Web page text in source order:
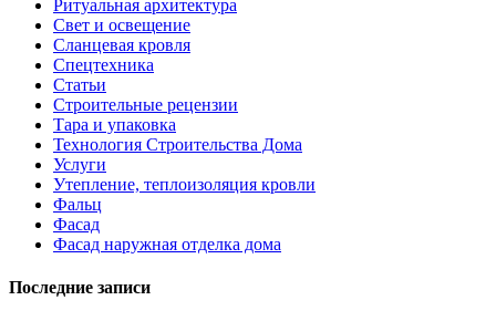
Ритуальная архитектура
Свет и освещение
Сланцевая кровля
Спецтехника
Статьи
Строительные рецензии
Тара и упаковка
Технология Строительства Дома
Услуги
Утепление, теплоизоляция кровли
Фальц
Фасад
Фасад наружная отделка дома
Последние записи